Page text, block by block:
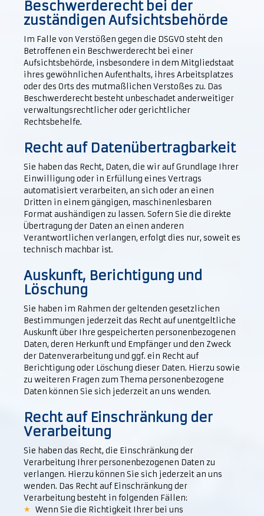
Beschwerde­recht bei der
zuständigen Aufsichts­behörde
Im Falle von Verstößen gegen die DSGVO steht den
Betroffenen ein Beschwerderecht bei einer
Aufsichtsbehörde, insbesondere in dem Mitgliedstaat
ihres gewöhnlichen Aufenthalts, ihres Arbeitsplatzes
oder des Orts des mutmaßlichen Verstoßes zu. Das
Beschwerderecht besteht unbeschadet anderweitiger
verwaltungsrechtlicher oder gerichtlicher
Rechtsbehelfe.
Recht auf Daten­übertrag­barkeit
Sie haben das Recht, Daten, die wir auf Grundlage Ihrer
Einwilligung oder in Erfüllung eines Vertrags
automatisiert verarbeiten, an sich oder an einen
Dritten in einem gängigen, maschinenlesbaren
Format aushändigen zu lassen. Sofern Sie die direkte
Übertragung der Daten an einen anderen
Verantwortlichen verlangen, erfolgt dies nur, soweit es
technisch machbar ist.
Auskunft, Berichtigung und
Löschung
Sie haben im Rahmen der geltenden gesetzlichen
Bestimmungen jederzeit das Recht auf unentgeltliche
Auskunft über Ihre gespeicherten personenbezogenen
Daten, deren Herkunft und Empfänger und den Zweck
der Datenverarbeitung und ggf. ein Recht auf
Berichtigung oder Löschung dieser Daten. Hierzu sowie
zu weiteren Fragen zum Thema personenbezogene
Daten können Sie sich jederzeit an uns wenden.
Recht auf Einschränkung der
Verarbeitung
Sie haben das Recht, die Einschränkung der
Verarbeitung Ihrer personenbezogenen Daten zu
verlangen. Hierzu können Sie sich jederzeit an uns
wenden. Das Recht auf Einschränkung der
Verarbeitung besteht in folgenden Fällen:
Wenn Sie die Richtigkeit Ihrer bei uns